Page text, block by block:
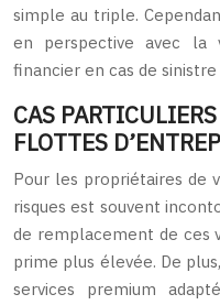
simple au triple.
en perspective avec la
financier en cas de
CAS
FLOTTES
Pour les propriétaires de
risques est souvent
de remplacement de ces
prime plus élevée. De
services premium